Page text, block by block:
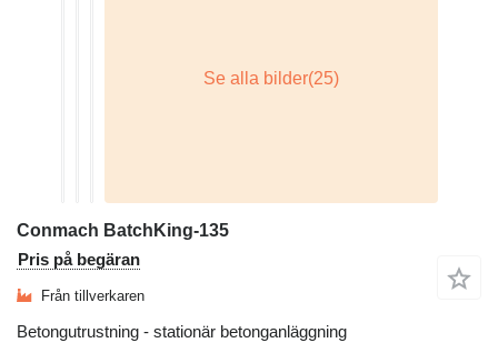
Conmach BatchKing-135
Pris på begäran
Från tillverkaren
Betongutrustning - stationär betonganläggning